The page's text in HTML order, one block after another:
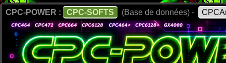
CPC-POWER : CPC-SOFTS (Base de données) -